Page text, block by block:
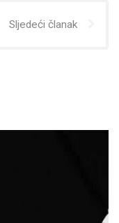
Sljedeći članak